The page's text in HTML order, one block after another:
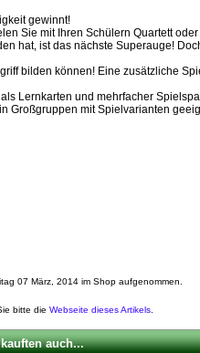
gewinnt!
Sie mit Ihren Schülern Quartett
hat, ist das nächste Superauge!
bilden können! Eine zusätzliche
Lernkarten und mehrfacher
mit Spielvarianten
07 März, 2014 im Shop aufgenommen.
bitte die Webseite dieses Artikels
auch...